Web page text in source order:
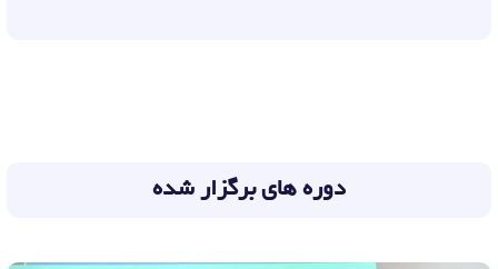
دوره های برگزار شده